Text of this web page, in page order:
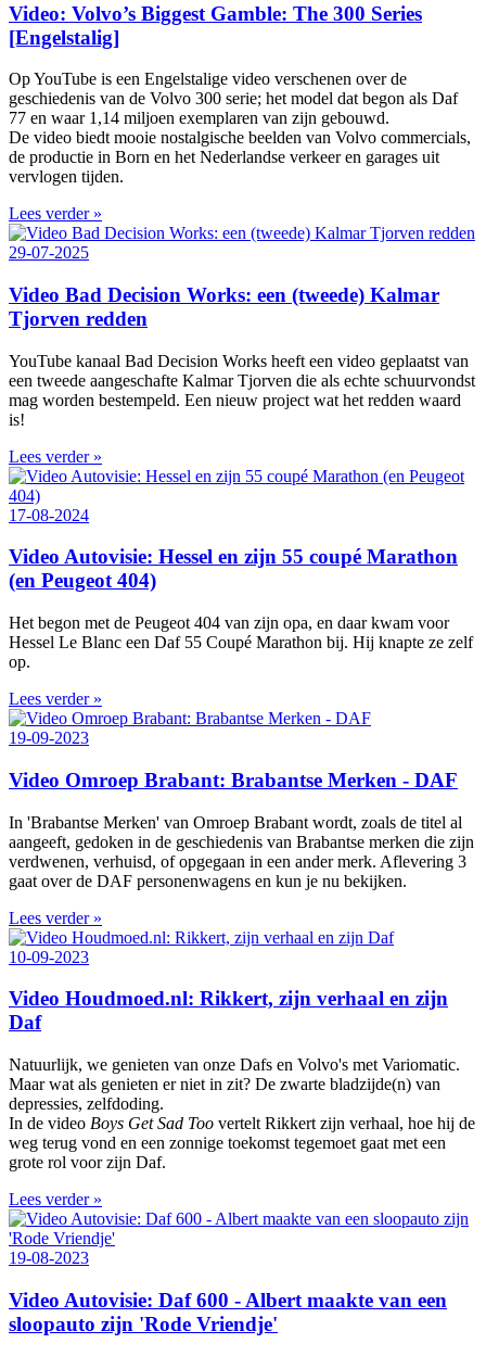
Video: Volvo’s Biggest Gamble: The 300 Series
[Engelstalig]
Op YouTube is een Engelstalige video verschenen over de
geschiedenis van de Volvo 300 serie; het model dat begon als Daf
77 en waar 1,14 miljoen exemplaren van zijn gebouwd.
De video biedt mooie nostalgische beelden van Volvo commercials,
de productie in Born en het Nederlandse verkeer en garages uit
vervlogen tijden.
Lees verder »
29-07-2025
Video Bad Decision Works: een (tweede) Kalmar
Tjorven redden
YouTube kanaal Bad Decision Works heeft een video geplaatst van
een tweede aangeschafte Kalmar Tjorven die als echte schuurvondst
mag worden bestempeld. Een nieuw project wat het redden waard
is!
Lees verder »
17-08-2024
Video Autovisie: Hessel en zijn 55 coupé Marathon
(en Peugeot 404)
Het begon met de Peugeot 404 van zijn opa, en daar kwam voor
Hessel Le Blanc een Daf 55 Coupé Marathon bij. Hij knapte ze zelf
op.
Lees verder »
19-09-2023
Video Omroep Brabant: Brabantse Merken - DAF
In 'Brabantse Merken' van Omroep Brabant wordt, zoals de titel al
aangeeft, gedoken in de geschiedenis van Brabantse merken die zijn
verdwenen, verhuisd, of opgegaan in een ander merk. Aflevering 3
gaat over de DAF personenwagens en kun je nu bekijken.
Lees verder »
10-09-2023
Video Houdmoed.nl: Rikkert, zijn verhaal en zijn
Daf
Natuurlijk, we genieten van onze Dafs en Volvo's met Variomatic.
Maar wat als genieten er niet in zit? De zwarte bladzijde(n) van
depressies, zelfdoding.
In de video Boys Get Sad Too vertelt Rikkert zijn verhaal, hoe hij de
weg terug vond en een zonnige toekomst tegemoet gaat met een
grote rol voor zijn Daf.
Lees verder »
19-08-2023
Video Autovisie: Daf 600 - Albert maakte van een
sloopauto zijn 'Rode Vriendje'